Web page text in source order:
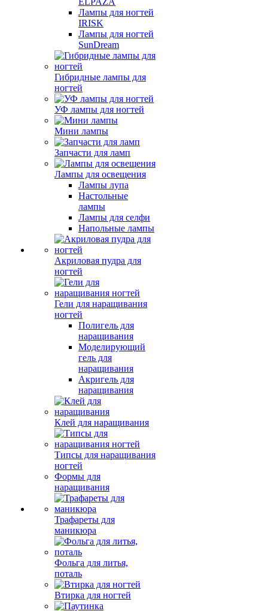
Лампы для ногтей
IRISK
Лампы для ногтей
SunDream
Гибридные лампы для
ногтей
УФ лампы для ногтей
Мини лампы
Запчасти для ламп
Лампы для освещения
Лампы лупа
Настольные
лампы
Лампы для селфи
Напольные лампы
Акриловая пудра для
ногтей
Гели для наращивания
ногтей
Полигель для
наращивания
Моделирующий
гель для
наращивания
Акригель для
наращивания
Клей для наращивания
Типсы для наращивания
ногтей
Формы для
наращивания
Трафареты для
маникюра
Фольга для литья,
поталь
Втирка для ногтей